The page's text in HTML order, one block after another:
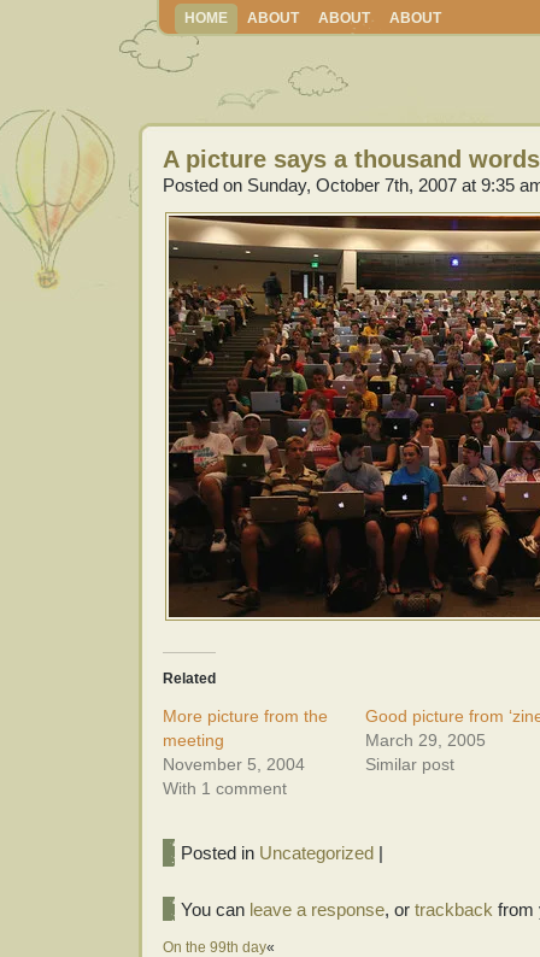
HOME ABOUT ABOUT ABOUT
A picture says a thousand words
Posted on Sunday, October 7th, 2007 at 9:35
Related
More picture from the
meeting
November 5, 2004
With 1 comment
Good picture from
March 29, 2005
Similar post
Posted in Uncategorized |
You can leave a response, or trackback from
On the 99th day«